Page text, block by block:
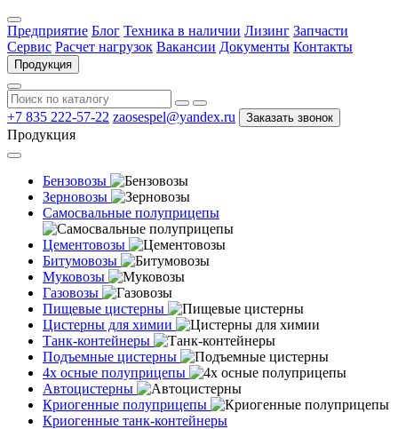
Предприятие Блог Техника в наличии Лизинг Запчасти
Сервис Расчет нагрузок Вакансии Документы Контакты
Продукция
+7 835 222-57-22 zaosespel@yandex.ru Заказать звонок
Продукция
Бензовозы
Зерновозы
Самосвальные полуприцепы
Цементовозы
Битумовозы
Муковозы
Газовозы
Пищевые цистерны
Цистерны для химии
Танк-контейнеры
Подъемные цистерны
4х осные полуприцепы
Автоцистерны
Криогенные полуприцепы
Криогенные танк-контейнеры